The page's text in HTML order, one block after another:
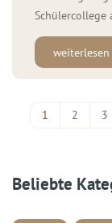
Schülercollege
drei
undweiterlesen
1 2 3
Beliebte